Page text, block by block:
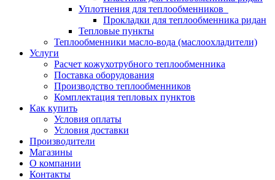
Уплотнения для теплообменников
Прокладки для теплообменника ридан
Тепловые пункты
Теплообменники масло-вода (маслоохладители)
Услуги
Расчет кожухотрубного теплообменника
Поставка оборудования
Производство теплообменников
Комплектация тепловых пунктов
Как купить
Условия оплаты
Условия доставки
Производители
Магазины
О компании
Контакты